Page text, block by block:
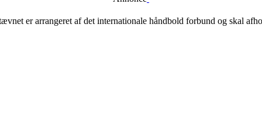
er arrangeret af det internationale håndbold forbund og skal